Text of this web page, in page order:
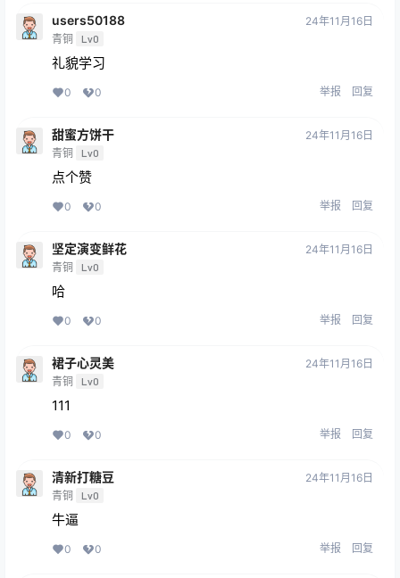
users50188
青铜 Lv0
24年11月16日
礼貌学习
0 0 举报 回复
甜蜜方饼干
青铜 Lv0
24年11月16日
点个赞
0 0 举报 回复
坚定演变鲜花
青铜 Lv0
24年11月16日
哈
0 0 举报 回复
裙子心灵美
青铜 Lv0
24年11月16日
111
0 0 举报 回复
清新打糖豆
青铜 Lv0
24年11月16日
牛逼
0 0 举报 回复